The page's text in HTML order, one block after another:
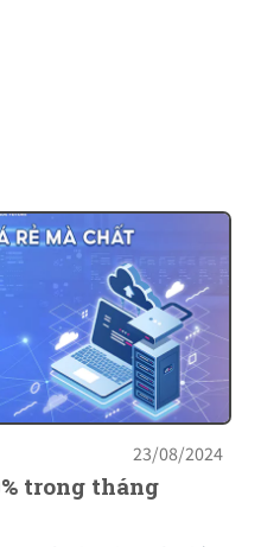
23/08/2024
trong tháng